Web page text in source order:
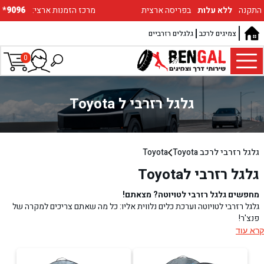
*9096 :מרכז הזמנות ארצי התקנה ללא עלות בפריסה ארצית
גלגלים רזרביים צמיגים לרכב
0
גלגל רזרבי ל Toyota
גלגל רזרבי לרכב Toyota Toyota
גלגל רזרבי לToyota
מחפשים גלגל רזרבי לטויוטה? מצאתם!
גלגל רזרבי לטויוטה וערכת כלים נלווית אליו: כל מה שאתם צריכים למקרה של
פנצ'ר!
בעבר, יצרניות הרכב השונות היו מעניקות לרוכשים גם גלגל רזרבי, כחלק בלתי
(Toyota), היצרנית המובילה בתחום שמקפידה על מפרט מרשים, לא מעניקה
קרא עוד